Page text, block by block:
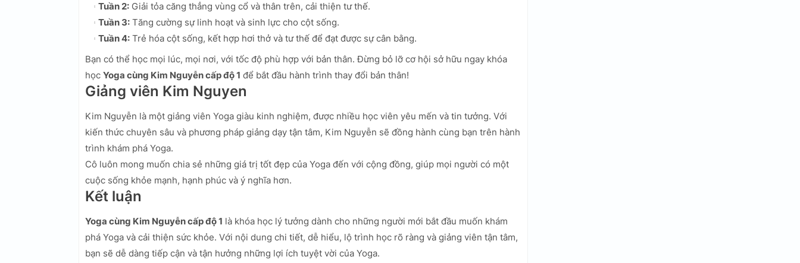
Tuần 2: Giải tỏa căng thẳng vùng cổ và thân trên, cải thiện tư thế.
Tuần 3: Tăng cường sự linh hoạt và sinh lực cho cột sống.
Tuần 4: Trẻ hóa cột sống, kết hợp hơi thở và tư thế để đạt được sự cân bằng.
Bạn có thể học mọi lúc, mọi nơi, với tốc độ phù hợp với bản thân. Đừng bỏ lỡ cơ hội sở hữu ngay khóa
học Yoga cùng Kim Nguyễn cấp độ 1 để bắt đầu hành trình thay đổi bản thân!
Giảng viên Kim Nguyen
Kim Nguyễn là một giảng viên Yoga giàu kinh nghiệm, được nhiều học viên yêu mến và tin tưởng. Với
kiến thức chuyên sâu và phương pháp giảng dạy tận tâm, Kim Nguyễn sẽ đồng hành cùng bạn trên hành
trình khám phá Yoga.
Cô luôn mong muốn chia sẻ những giá trị tốt đẹp của Yoga đến với cộng đồng, giúp mọi người có một
cuộc sống khỏe mạnh, hạnh phúc và ý nghĩa hơn.
Kết luận
Yoga cùng Kim Nguyễn cấp độ 1 là khóa học lý tưởng dành cho những người mới bắt đầu muốn khám
phá Yoga và cải thiện sức khỏe. Với nội dung chi tiết, dễ hiểu, lộ trình học rõ ràng và giảng viên tận tâm,
bạn sẽ dễ dàng tiếp cận và tận hưởng những lợi ích tuyệt vời của Yoga.